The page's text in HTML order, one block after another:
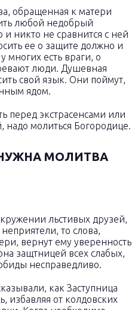
обращенная к матери
любой недобрый
никто не сравнится с ней
ее о защите должно и
многих есть враги, о
люди. Душевная
свой язык. Они поймут,
ядом.
перед экстрасенсами или
надо молиться Богородице.
МОЛИТВА
льстивых друзей,
то слова,
вернут ему уверенность
защтницей всех слабых,
несправедливо.
как Заступница
избавляя от колдовских